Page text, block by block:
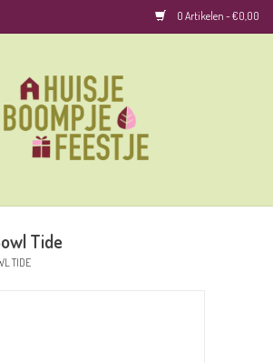
0 Artikelen - €0,00
Tide
TIDE